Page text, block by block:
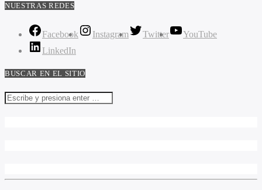
NUESTRAS REDES
Facebook Instagram Twitter
YouTube
LinkedIn
BUSCAR EN EL SITIO